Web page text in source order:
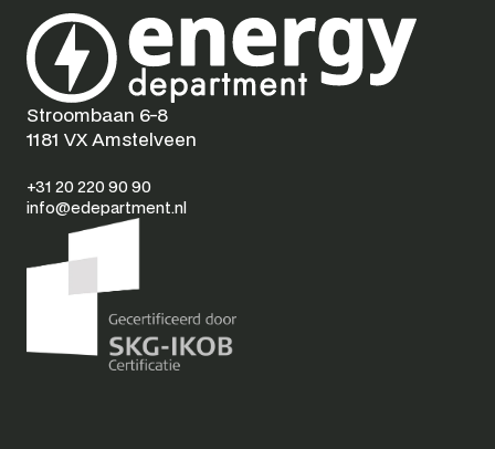
Stroombaan 6-8
1181 VX Amstelveen
+31 20 220 90 90
info@edepartment.nl